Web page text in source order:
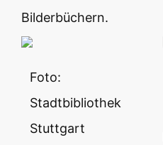
Bilderbüchern.
Foto:
Stadtbibliothek
Stuttgart